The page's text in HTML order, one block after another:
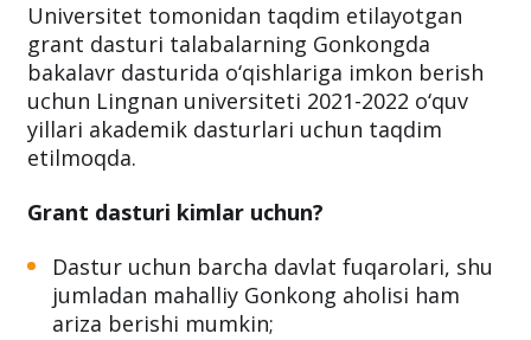
Universitet tomonidan taqdim etilayotgan
grant dasturi talabalarning Gonkongda
bakalavr dasturida o‘qishlariga imkon berish
uchun Lingnan universiteti 2021-2022 o‘quv
yillari akademik dasturlari uchun taqdim
etilmoqda.
Grant dasturi kimlar uchun?
Dastur uchun barcha davlat fuqarolari, shu
jumladan mahalliy Gonkong aholisi ham
ariza berishi mumkin;